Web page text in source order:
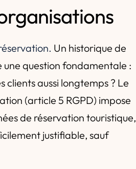
Un historique de
une question fondamentale :
clients aussi longtemps ? Le
(article 5 RGPD) impose
de réservation touristique,
justifiable, sauf